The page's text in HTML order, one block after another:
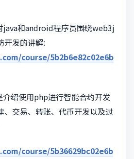
和android程序员围绕web3j
开发的讲解:
course/5b2b6e82c02e6b
绍使用php进行智能合约开发
、交易、转账、代币开发以及过
course/5b36629bc02e6b